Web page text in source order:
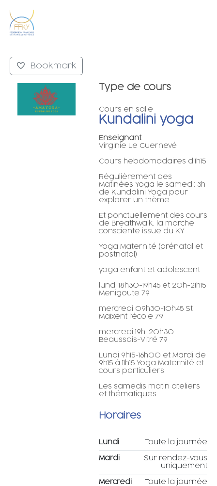
Bookmark
Type de cours
Cours en salle
Kundalini yoga
Enseignant
Virginie Le Guernevé
Cours hebdomadaires d’1h15
Régulièrement des
Matinées Yoga le samedi: 3h
de Kundalini Yoga pour
explorer un thème
Et ponctuellement des cours
de Breathwalk, la marche
consciente issue du KY
Yoga Maternité (prénatal et
postnatal)
yoga enfant et adolescent
lundi 18h30-19h45 et 20h-21h15
Menigoute 79
mercredi 09h30-10h45 St
Maixent l’école 79
mercredi 19h-20h30
Beaussais-Vitré 79
Lundi 9h15-16h00 et Mardi de
9h15 à 11h15 Yoga Maternité et
cours particuliers
Les samedis matin ateliers
et thématiques
Horaires
Lundi Toute la journée
Mardi
Sur rendez-vous
uniquement
Mercredi Toute la journée